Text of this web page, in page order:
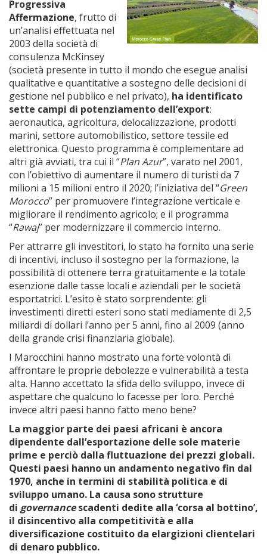
Progressiva
Affermazione, frutto di
un’analisi effettuata nel
2003 della società di
consulenza McKinsey
(società presente in tutto il mondo che esegue analisi
qualitative e quantitative a sostegno delle decisioni di
gestione nel pubblico e nel privato), ha identificato
sette campi di potenziamento dell’export:
aeronautica, agricoltura, delocalizzazione, prodotti
marini, settore automobilistico, settore tessile ed
elettronica. Questo programma è complementare ad
altri già avviati, tra cui il “Plan Azur”, varato nel 2001,
con l’obiettivo di aumentare il numero di turisti da 7
milioni a 15 milioni entro il 2020; l’iniziativa del “Green
Morocco” per promuovere l’integrazione verticale e
migliorare il rendimento agricolo; e il programma
“Rawaj” per modernizzare il commercio interno.
Per attrarre gli investitori, lo stato ha fornito una serie
di incentivi, incluso il sostegno per la formazione, la
possibilità di ottenere terra gratuitamente e la totale
esenzione dalle tasse locali e aziendali per le società
esportatrici. L’esito è stato sorprendente: gli
investimenti diretti esteri sono stati mediamente di 2,5
miliardi di dollari l’anno per 5 anni, fino al 2009 (anno
della grande crisi finanziaria globale).
I Marocchini hanno mostrato una forte volontà di
affrontare le proprie debolezze e vulnerabilità a testa
alta. Hanno accettato la sfida dello sviluppo, invece di
aspettare che qualcuno lo facesse per loro. Perché
invece altri paesi hanno fatto meno bene?
La maggior parte dei paesi africani è ancora
dipendente dall’esportazione delle sole materie
prime e perciò dalla fluttuazione dei prezzi globali.
Questi paesi hanno un andamento negativo fin dal
1970, anche in termini di stabilità politica e di
sviluppo umano. La causa sono strutture
di governancescadenti dedite alla ‘corsa al bottino’,
il disincentivo alla competitività e alla
diversificazione costituito da elargizioni clientelari
di denaro pubblico.